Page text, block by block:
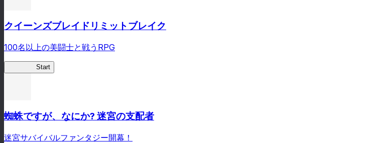
クイーンズブレイドリミットブレイク
100名以上の美闘士と戦うRPG
Start
蜘蛛ですが、なにか? 迷宮の支配者
迷宮サバイバルファンタジー開幕！